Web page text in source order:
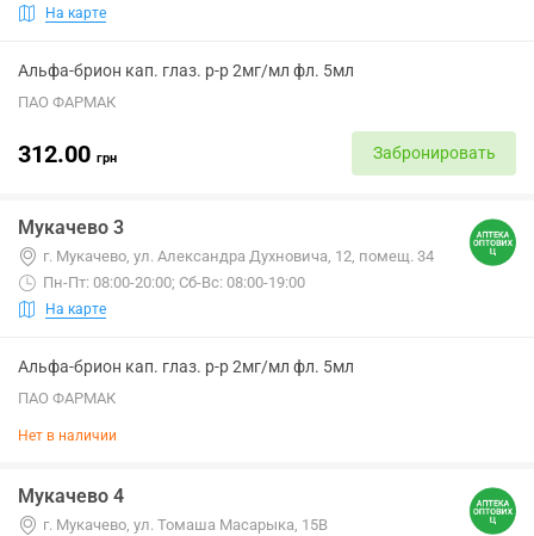
На карте
Альфа-брион кап. глаз. р-р 2мг/мл фл. 5мл
ПАО ФАРМАК
312.00 грн Забронировать
Мукачево 3
г. Мукачево, ул. Александра Духновича, 12, помещ. 34
Пн-Пт: 08:00-20:00; Сб-Вс: 08:00-19:00
На карте
Альфа-брион кап. глаз. р-р 2мг/мл фл. 5мл
ПАО ФАРМАК
Нет в наличии
Мукачево 4
г. Мукачево, ул. Томаша Масарыка, 15В